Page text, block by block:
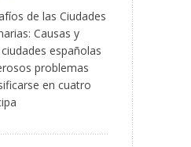
de las Ciudades
Causas y
españolas
problemas
en cuatro